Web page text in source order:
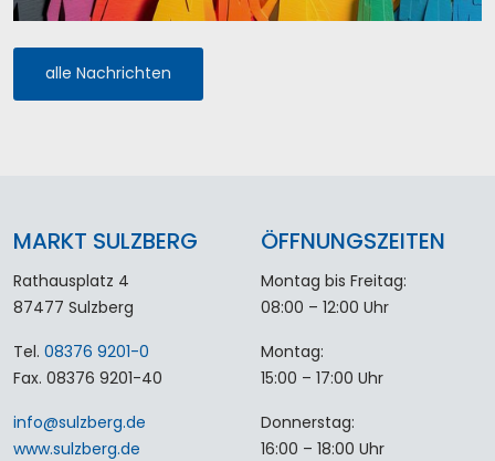
alle Nachrichten
MARKT SULZBERG
Rathausplatz 4
87477 Sulzberg
Tel. 08376 9201-0
Fax. 08376 9201-40
info@sulzberg.de
www.sulzberg.de
ÖFFNUNGSZEITEN
Montag bis Freitag:
08:00 – 12:00 Uhr
Montag:
15:00 – 17:00 Uhr
Donnerstag:
16:00 – 18:00 Uhr